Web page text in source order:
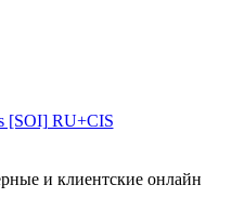
и клиентские онлайн